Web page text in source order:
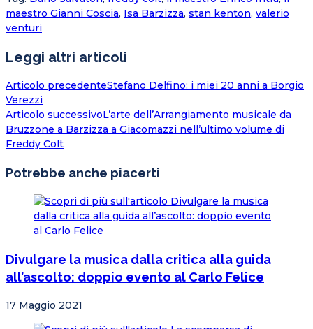
maestro Gianni Coscia, Isa Barzizza, stan kenton, valerio
venturi
Leggi altri articoli
Articolo precedenteStefano Delfino: i miei 20 anni a Borgio
Verezzi
Articolo successivoL’arte dell’Arrangiamento musicale da
Bruzzone a Barzizza a Giacomazzi nell’ultimo volume di
Freddy Colt
Potrebbe anche piacerti
Divulgare la musica dalla critica alla guida
all’ascolto: doppio evento al Carlo Felice
17 Maggio 2021